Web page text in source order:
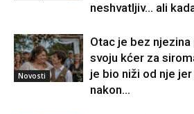
neshvatljiv… ali
Novosti
Otac je bez
svoju kćer za
je bio niži od nje
nakon...